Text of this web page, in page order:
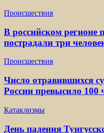
Происшествия
В российском регионе
пострадали три
Происшествия
Число отравившихся
России превысило 100
Катаклизмы
День падения